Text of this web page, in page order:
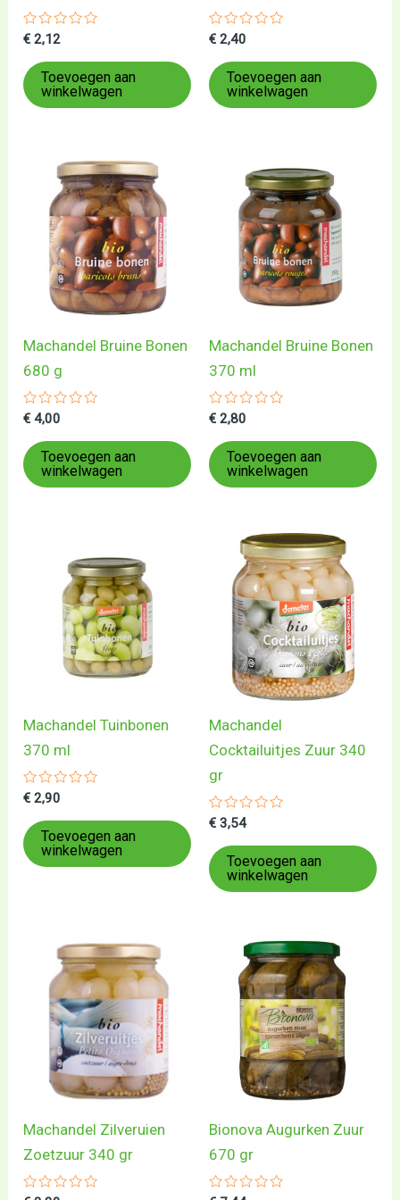
Gewaardeerd
uit
5
€ 2,12
Toevoegen aan
winkelwagen
Gewaardeerd
uit
5
€ 2,40
Toevoegen aan
winkelwagen
Machandel Bruine Bonen
680 g
Gewaardeerd
uit
5
€ 4,00
Toevoegen aan
winkelwagen
Machandel Bruine Bonen
370 ml
Gewaardeerd
uit
5
€ 2,80
Toevoegen aan
winkelwagen
Machandel Tuinbonen
370 ml
Gewaardeerd
uit
5
€ 2,90
Toevoegen aan
winkelwagen
Machandel
Cocktailuitjes Zuur 340
gr
Gewaardeerd
uit
5
€ 3,54
Toevoegen aan
winkelwagen
Machandel Zilveruien
Zoetzuur 340 gr
Bionova Augurken Zuur
670 gr